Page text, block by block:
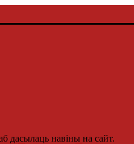
дасылаць навіны на сайт.